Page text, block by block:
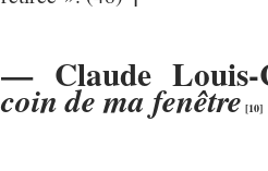
— Claude
coin de ma fenêtre[10]